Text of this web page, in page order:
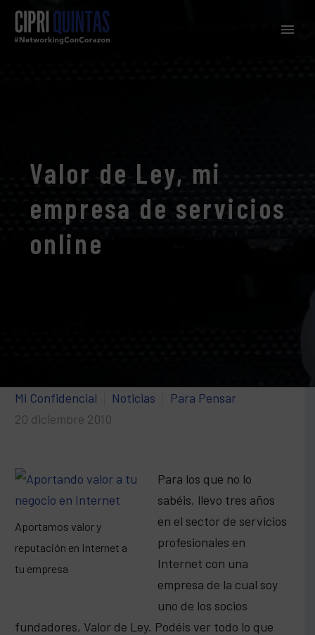
Valor de Ley, mi
empresa de servicios
online
Mi Confidencial Noticias
Para Pensar
20 diciembre 2010
Aportamos valor y
reputación en Internet a
tu empresa
Para los que no lo
sabéis, llevo tres años
en el sector de servicios
profesionales en
Internet con una
empresa de la cual soy
uno de los socios
fundadores, Valor de Ley. Podéis ver todo lo que